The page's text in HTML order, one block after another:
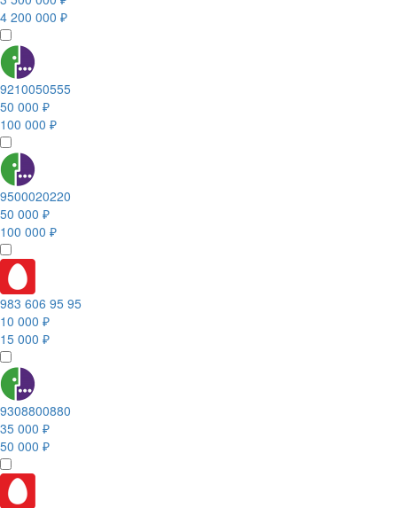
4 200 000 ₽
9210050555
50 000 ₽
100 000 ₽
9500020220
50 000 ₽
100 000 ₽
983 606 95 95
10 000 ₽
15 000 ₽
9308800880
35 000 ₽
50 000 ₽